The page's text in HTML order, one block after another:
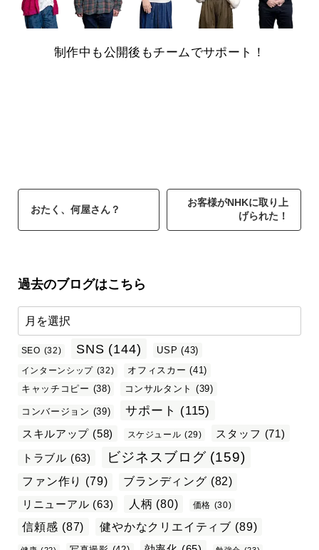
制作中も公開後もチームでサポート！
おたく、何屋さん？
お客様がNHKに取り上
げられた！
過去のブログはこちら
SEO (32) SNS (144) USP (43)
インターンシップ (32) オフィスカー (41)
キャッチコピー (38) コンサルタント (39)
コンバージョン (39) サポート (115)
スキルアップ (58) スケジュール (29) スタッフ (71)
トラブル (63) ビジネスブログ (159)
ファン作り (79) ブランディング (82)
リニューアル (63) 人柄 (80) 価格 (30)
信頼感 (87) 健やかなクリエイティブ (89)